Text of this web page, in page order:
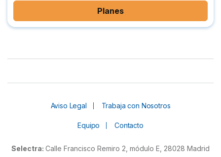
Planes
Aviso Legal Trabaja con Nosotros
Equipo Contacto
Selectra: Calle Francisco Remiro 2, módulo E, 28028 Madrid